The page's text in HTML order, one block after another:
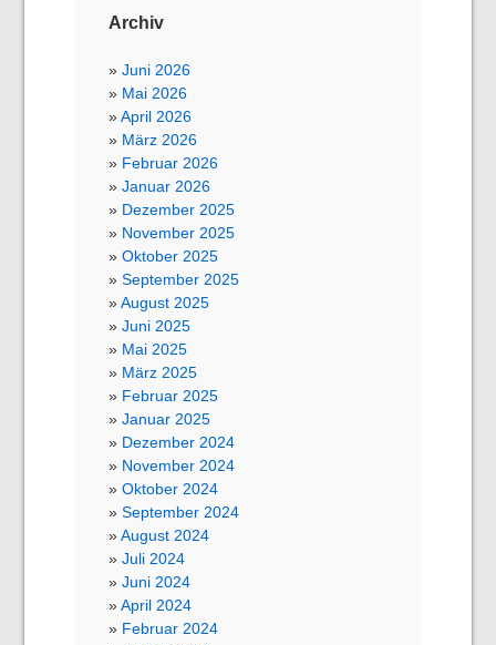
Archiv
Juni 2026
Mai 2026
April 2026
März 2026
Februar 2026
Januar 2026
Dezember 2025
November 2025
Oktober 2025
September 2025
August 2025
Juni 2025
Mai 2025
März 2025
Februar 2025
Januar 2025
Dezember 2024
November 2024
Oktober 2024
September 2024
August 2024
Juli 2024
Juni 2024
April 2024
Februar 2024